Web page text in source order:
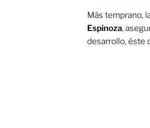
Más temprano,
Espinoza,
desarrollo, éste